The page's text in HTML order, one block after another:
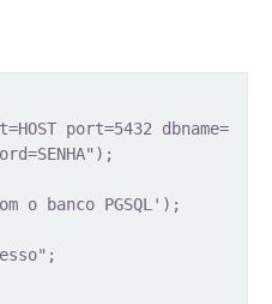
port=5432 dbname=
o banco PGSQL');